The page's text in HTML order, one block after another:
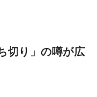
切り」の噂が広